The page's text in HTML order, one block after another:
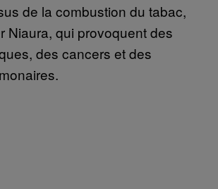
de la combustion du tabac,
Niaura, qui provoquent des
des cancers et des